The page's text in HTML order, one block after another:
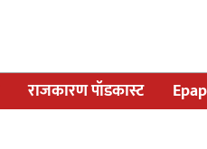
राजकारण पॉडकास्ट